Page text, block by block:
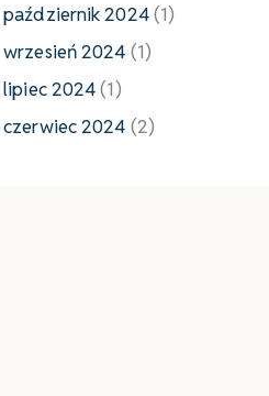
październik 2024(1)
wrzesień 2024 (1)
lipiec 2024(1)
czerwiec 2024 (2)